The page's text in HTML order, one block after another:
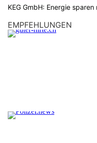
KEG GmbH: Energie
EMPFEHLUNGEN